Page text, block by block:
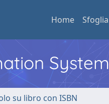
Home Sfoglia
System
su libro con ISBN